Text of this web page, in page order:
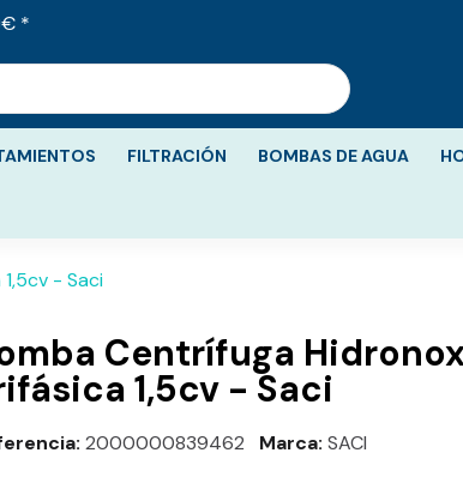
*
FILTRACIÓN BOMBAS DE AGUA
- Saci
Centrífuga
1,5cv - Saci
2000000839462 Marca SACI